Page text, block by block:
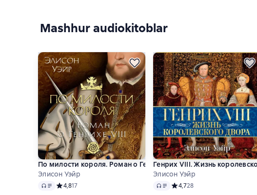
Mashhur audiokitoblar
По милости короля. Роман о Генрихе VIII
Элисон Уэйр
Audio Средний рейтинг 4,8 на основе 17 оценок
4,817
Генрих VIII. Жизнь
Элисон Уэйр
Audio Средний рейтинг 4,7 на
4,728